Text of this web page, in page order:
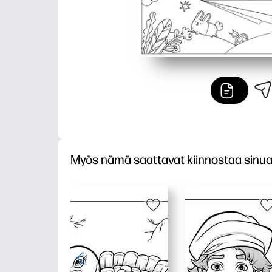
Myös nämä saattavat kiinnostaa sinua